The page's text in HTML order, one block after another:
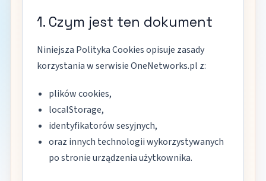
1. Czym jest ten dokument
Niniejsza Polityka Cookies opisuje zasady
korzystania w serwisie OneNetworks.pl z:
plików cookies,
localStorage,
identyfikatorów sesyjnych,
oraz innych technologii wykorzystywanych
po stronie urządzenia użytkownika.